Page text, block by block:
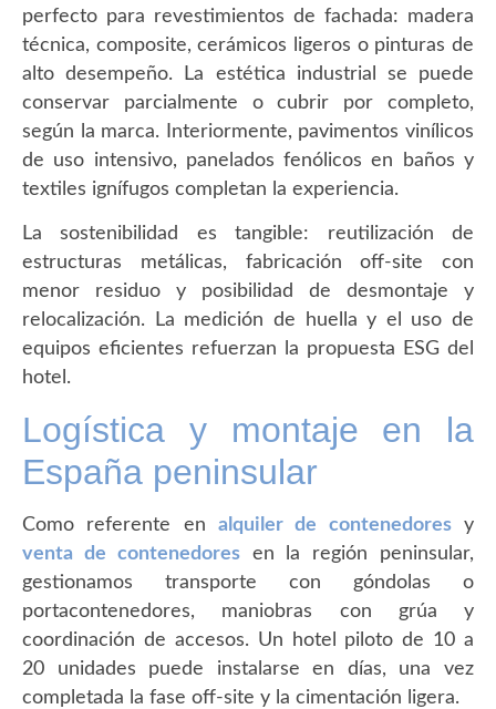
perfecto para revestimientos de fachada: madera
técnica, composite, cerámicos ligeros o pinturas de
alto desempeño. La estética industrial se puede
conservar parcialmente o cubrir por completo,
según la marca. Interiormente, pavimentos vinílicos
de uso intensivo, panelados fenólicos en baños y
textiles ignífugos completan la experiencia.
La sostenibilidad es tangible: reutilización de
estructuras metálicas, fabricación off-site con
menor residuo y posibilidad de desmontaje y
relocalización. La medición de huella y el uso de
equipos eficientes refuerzan la propuesta ESG del
hotel.
Logística y montaje en la
España peninsular
Como referente en alquiler de contenedoresy
venta de contenedoresen la región peninsular,
gestionamos transporte con góndolas o
portacontenedores, maniobras con grúa y
coordinación de accesos. Un hotel piloto de 10 a
20 unidades puede instalarse en días, una vez
completada la fase off-site y la cimentación ligera.